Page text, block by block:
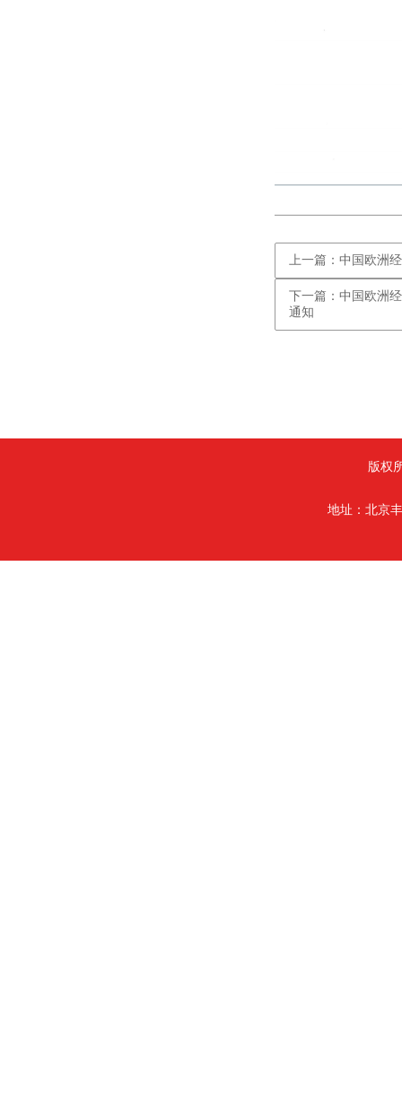
上一篇：中国欧洲
下一篇：中国欧洲
通知
版权
地址：北京